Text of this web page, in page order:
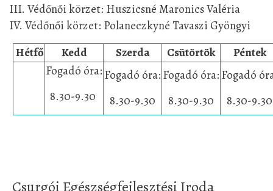
III. Védőnői körzet: Huszicsné Maronics Valéria
IV. Védőnői körzet: Polaneczkyné Tavaszi Gyöngyi
Hétfő
Kedd Szerda Csütörtök
Péntek
Fogadó óra:
8.30-9.30
Fogadó óra:
8.30-9.30
Fogadó óra:
8.30-9.30
Fogadó
8.30-9.30
Csurgói Egészségfejlesztési Iroda